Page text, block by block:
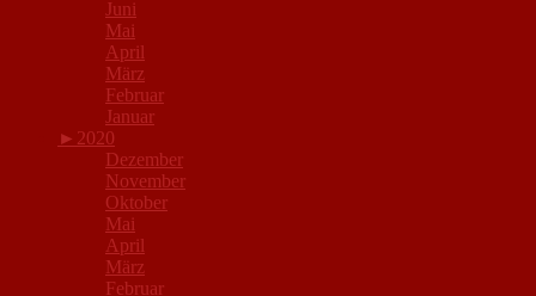
Juni
Mai
April
März
Februar
Januar
► 2020
Dezember
November
Oktober
Mai
April
März
Februar